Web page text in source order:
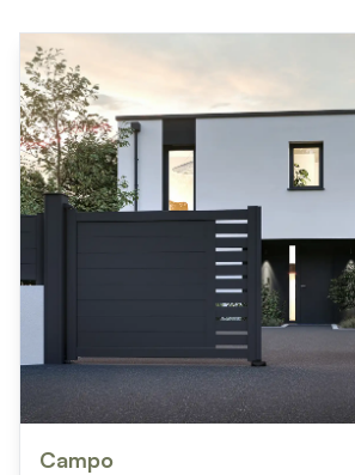
Campo